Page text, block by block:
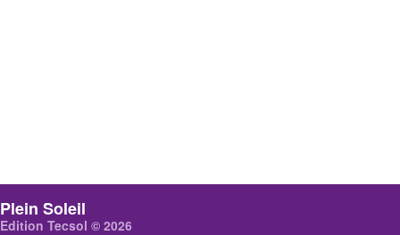
Plein Soleil
Edition Tecsol © 2026